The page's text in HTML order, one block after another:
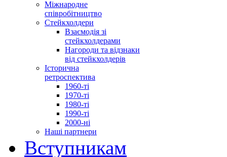
Міжнародне
співробітництво
Стейкхолдери
Взаємодія зі
стейкхолдерами
Нагороди та відзнаки
від стейкхолдерів
Історична
ретроспектива
1960-ті
1970-ті
1980-ті
1990-ті
2000-ні
Наші партнери
Вступникам